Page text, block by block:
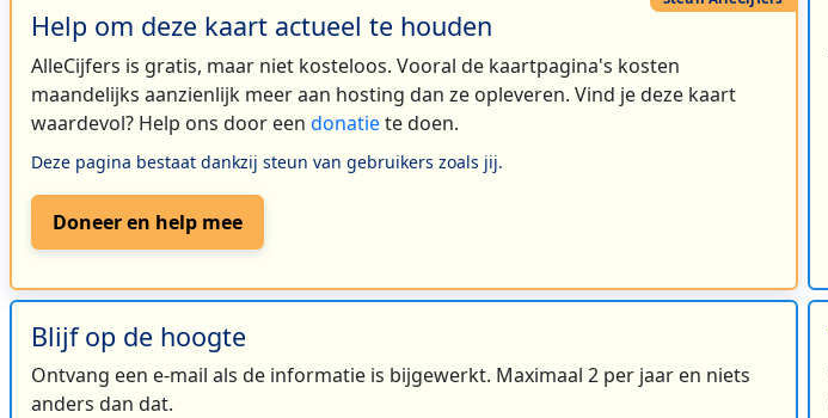
Help om deze kaart actueel te houden
AlleCijfers is gratis, maar niet kosteloos. Vooral de kaartpagina's kosten
maandelijks aanzienlijk meer aan hosting dan ze opleveren. Vind je deze kaart
waardevol? Help ons door een donatiete doen.
Deze pagina bestaat dankzij steun van gebruikers zoals jij.
Doneer en help mee
Blijf op de hoogte
Ontvang een e-mail als de informatie is bijgewerkt. Maximaal 2 per jaar en niets
anders dan dat.